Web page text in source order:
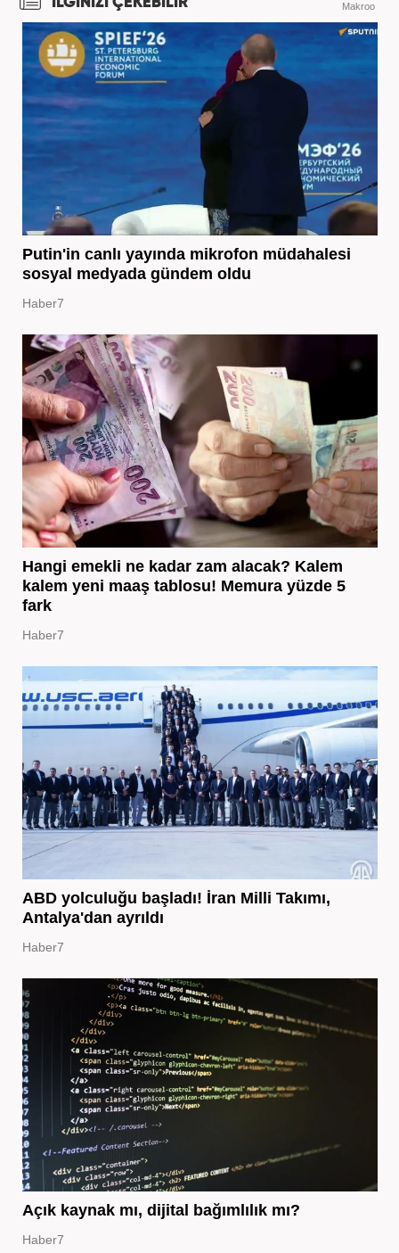
Makroo
Putin'in canlı yayında mikrofon müdahalesi
sosyal medyada gündem oldu
Haber7
Hangi emekli ne kadar zam alacak? Kalem
kalem yeni maaş tablosu! Memura yüzde 5
fark
Haber7
ABD yolculuğu başladı! İran Milli Takımı,
Antalya'dan ayrıldı
Haber7
Açık kaynak mı, dijital bağımlılık mı?
Haber7